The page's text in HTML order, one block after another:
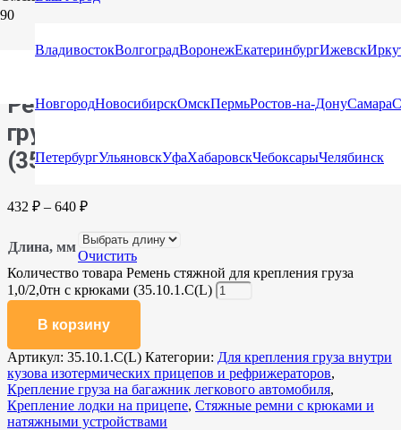
ВладивостокВолгоградВоронежЕкатеринбургИжевск
НовгородНовосибирскОмскПермьРостов-на-ДонуСамара
ПетербургУльяновскУфаХабаровскЧебоксарыЧелябинск
крюками и натяжными устройствами/ Ремень стяжной для
Ремень стяжной для крепления
груза 1,0/2,0тн с крюками
(35.10.1.С(L)
432 ₽ – 640 ₽
Длина, мм
Очистить
Количество товара Ремень стяжной для крепления груза
1,0/2,0тн с крюками (35.10.1.С(L)
В корзину
Артикул: 35.10.1.С(L) Категории: Для крепления груза внутри
кузова изотермических прицепов и рефрижераторов,
Крепление груза на багажник легкового автомобиля,
Крепление лодки на прицепе, Стяжные ремни с крюками и
натяжными устройствами